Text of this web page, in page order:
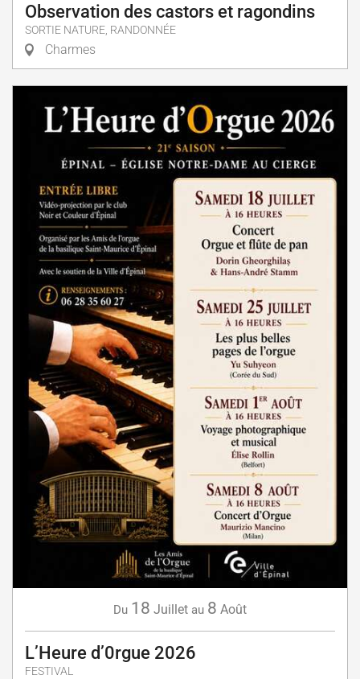
Observation des castors et ragondins
SORTIE NATURE, RANDONNÉE
Charmes
Du 18 Juillet au 8 Août
L’Heure d’0rgue 2026
FESTIVAL